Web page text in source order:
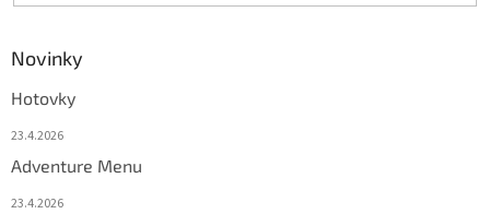
Novinky
Hotovky
23.4.2026
Adventure Menu
23.4.2026